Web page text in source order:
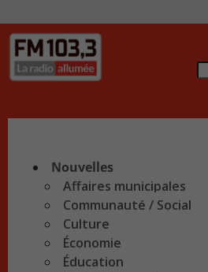
Nouvelles
Affaires municipales
Communauté / Social
Culture
Économie
Éducation